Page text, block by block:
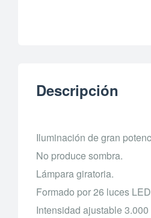
Descripción
Iluminación de gran
No produce sombra.
Lámpara giratoria.
Formado por 26 luces
Intensidad ajustable